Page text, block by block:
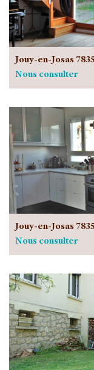
Jouy-en-Josas
Nous consulter
Jouy-en-Josas
Nous consulter